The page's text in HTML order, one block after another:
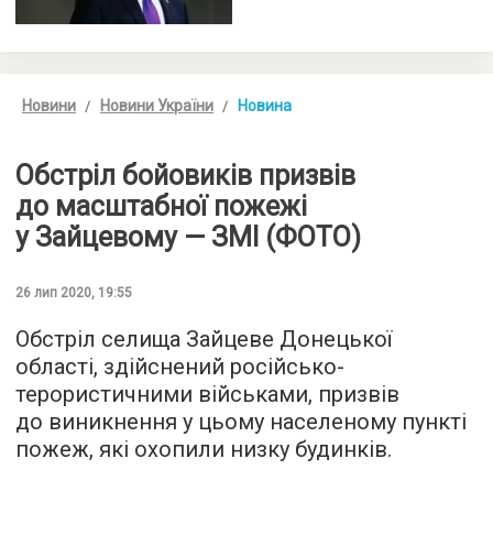
Новини Новини України Новина
Обстріл бойовиків призвів
до масштабної пожежі
у Зайцевому — ЗМІ (ФОТО)
26 лип 2020, 19:55
Обстріл селища Зайцеве Донецької
області, здійснений російсько-
терористичними військами, призвів
до виникнення у цьому населеному пункті
пожеж, які охопили низку будинків.